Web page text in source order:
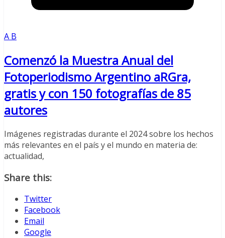
A B
Comenzó la Muestra Anual del
Fotoperiodismo Argentino aRGra,
gratis y con 150 fotografías de 85
autores
Imágenes registradas durante el 2024 sobre los hechos
más relevantes en el país y el mundo en materia de:
actualidad,
Share this:
Twitter
Facebook
Email
Google